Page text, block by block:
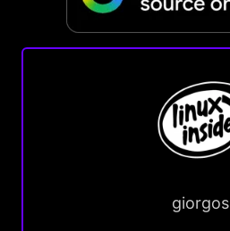
giorgos